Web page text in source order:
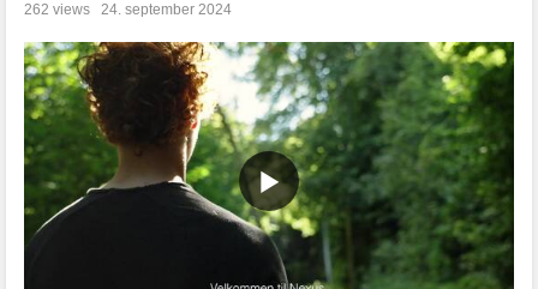
262 views 24. september 2024